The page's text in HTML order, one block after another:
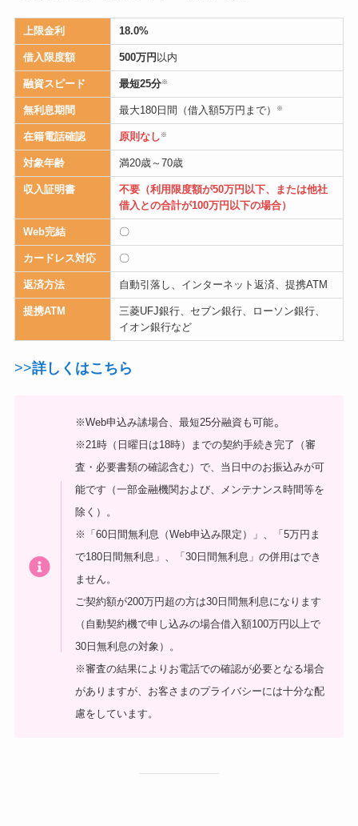
上限金利 18.0%
借入限度額 500万円 以内
融資スピード 最短25分※
無利息期間 最大180日間（借入額5万円まで） ※
在籍電話確認 原則なし ※
対象年齢 満20歳～70歳
収入証明書
不要（利用限度額が50万円以下、または他社
借入との合計が100万円以下の場合）
Web完結 〇
カードレス対応 〇
返済方法 自動引落し、インターネット返済、提携ATM
提携ATM
三菱UFJ銀行、セブン銀行、ローソン銀行、
イオン銀行など
>>詳しくはこちら
※Web申込み䛾場合、最短25分融資も可能。
※21時（日曜日は18時）までの契約手続き完了（審
査・必要書類の確認含む）で、当日中のお振込みが可
能です（一部金融機関および、メンテナンス時間等を
除く）。
※「60日間無利息（Web申込み限定）」、「5万円ま
で180日間無利息」、「30日間無利息」の併用はでき
ません。
ご契約額が200万円超の方は30日間無利息になります
（自動契約機で申し込みの場合借入額100万円以上で
30日無利息の対象）。
※審査の結果によりお電話での確認が必要となる場合
がありますが、お客さまのプライバシーには十分な配
慮をしています。